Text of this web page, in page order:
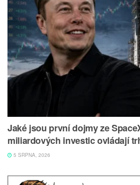
Jaké jsou první dojmy ze
miliardových investic ovládají
5 SRPNA, 2026